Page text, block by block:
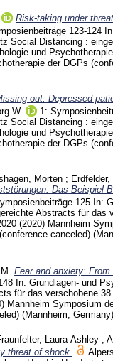
Risk-taking under
123-124
Social Distancing :
und
der DGPs
out: Depressed
W. 1:
Social Distancing :
und
der DGPs
Morten ;
Das Beispiel
125 In:
Abstracts für das
(2020) Mannheim
canceled)
Fear and anxiety:
In: Grundlagen- und
für das verschobene
Mannheim Symposium
(Mannheim, Germany)
Laura-Ashley ;
threat of shock.